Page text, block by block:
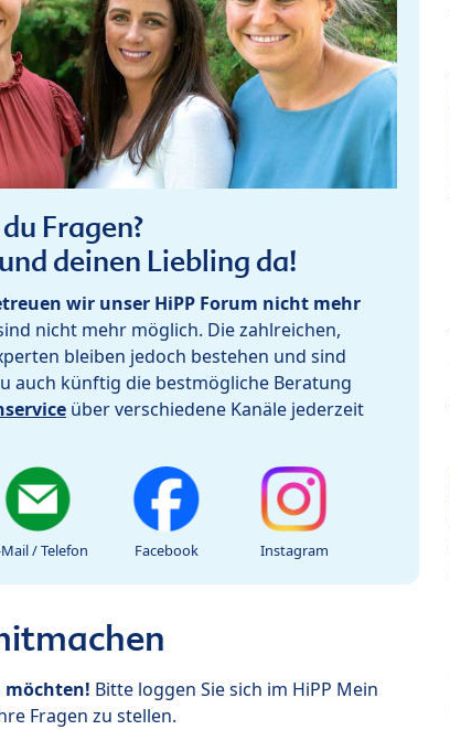
Fragen?
deinen Liebling da!
wir unser HiPP Forum nicht mehr
nicht mehr möglich. Die zahlreichen,
bleiben jedoch bestehen und sind
auch künftig die bestmögliche Beratung
über verschiedene Kanäle jederzeit
Mail / Telefon Facebook Instagram
möchten! Bitte loggen Sie sich im HiPP Mein
Fragen zu stellen.